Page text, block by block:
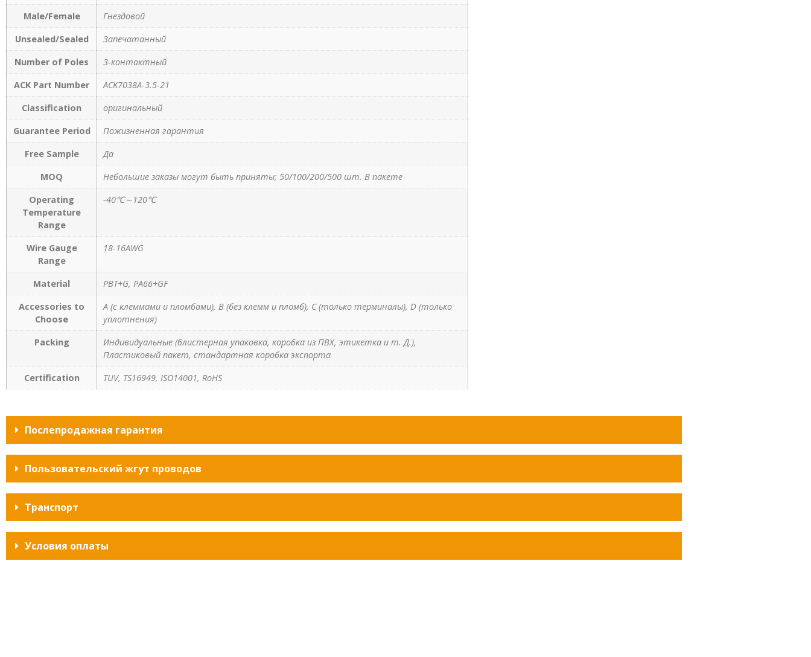
Male/Female
Гнездовой
Unsealed/Sealed
Запечатанный
Number of Poles
3-контактный
ACK Part Number
ACK7038A-3.5-21
Classification
оригинальный
Guarantee Period
Пожизненная гарантия
Free Sample
Да
MOQ
Небольшие заказы могут быть приняты; 50/100/200/500 шт. В пакете
Operating
Temperature
Range
-40℃～120℃
Wire Gauge
Range
18-16AWG
Material
PBT+G, PA66+GF
Accessories to
Choose
A (с клеммами и пломбами), B (без клемм и пломб), C (только терминалы), D (только
уплотнения)
Packing
Индивидуальные (блистерная упаковка, коробка из ПВХ, этикетка и т. Д.),
Пластиковый пакет, стандартная коробка экспорта
Certification
TUV, TS16949, ISO14001, RoHS
Послепродажная гарантия
Пользовательский жгут проводов
Транспорт
Условия оплаты